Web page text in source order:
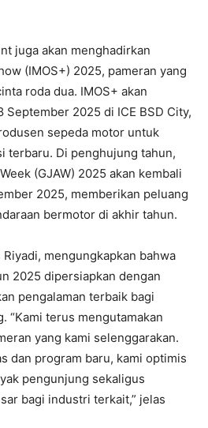
juga akan menghadirkan
(IMOS+) 2025, pameran yang
roda dua. IMOS+ akan
2025 di ICE BSD City,
sepeda motor untuk
terbaru. Di penghujung tahun,
(GJAW) 2025 akan kembali
2025, memberikan peluang
bermotor di akhir tahun.
Riyadi, mengungkapkan bahwa
2025 dipersiapkan dengan
pengalaman terbaik bagi
“Kami terus mengutamakan
yang kami selenggarakan.
dan program baru, kami optimis
pengunjung sekaligus
bagi industri terkait,” jelas